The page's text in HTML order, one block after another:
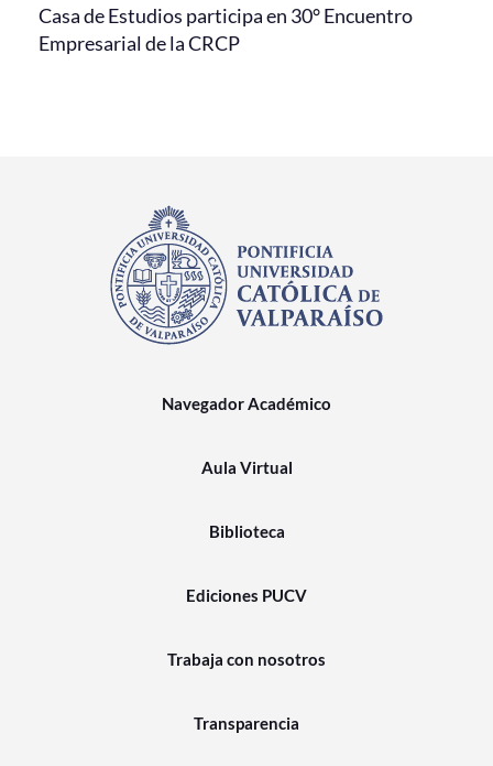
Casa de Estudios participa en 30° Encuentro
Empresarial de la CRCP
Navegador Académico
Aula Virtual
Biblioteca
Ediciones PUCV
Trabaja con nosotros
Transparencia